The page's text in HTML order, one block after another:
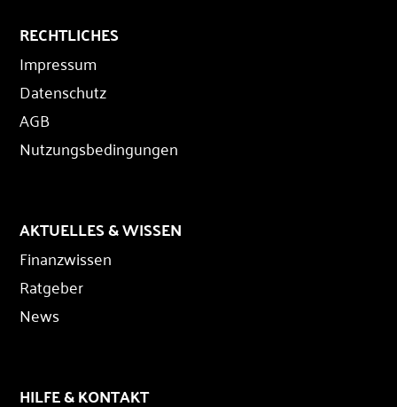
RECHTLICHES
Impressum
Datenschutz
AGB
Nutzungsbedingungen
AKTUELLES & WISSEN
Finanzwissen
Ratgeber
News
HILFE & KONTAKT